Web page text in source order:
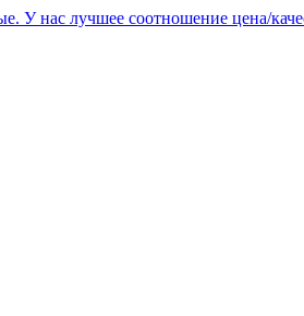
У нас лучшее соотношение цена/